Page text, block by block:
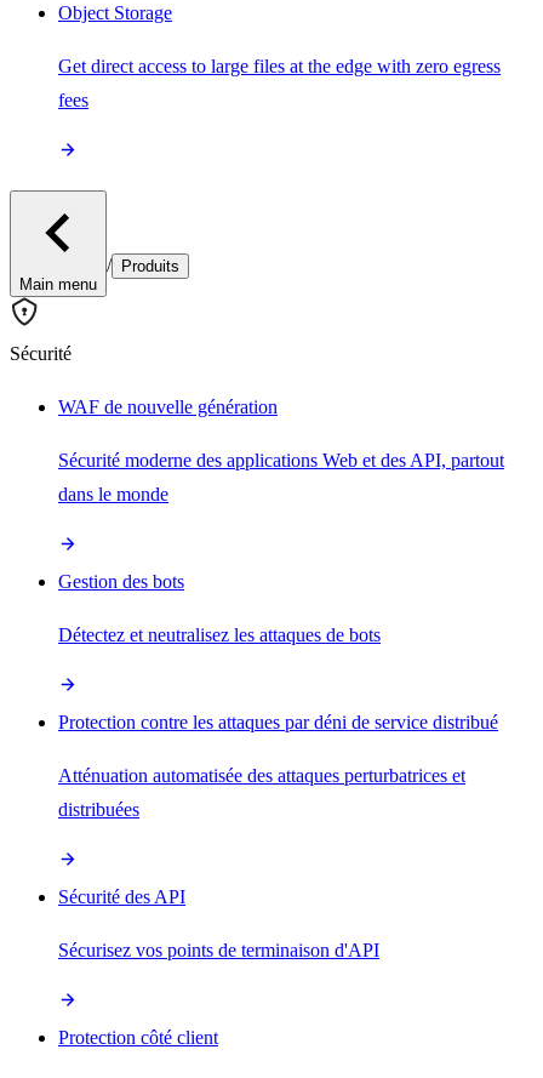
Object Storage
Get direct access to large files at the edge with zero egress
fees
Main menu
/ Produits
Sécurité
WAF de nouvelle génération
Sécurité moderne des applications Web et des API, partout
dans le monde
Gestion des bots
Détectez et neutralisez les attaques de bots
Protection contre les attaques par déni de service distribué
Atténuation automatisée des attaques perturbatrices et
distribuées
Sécurité des API
Sécurisez vos points de terminaison d'API
Protection côté client